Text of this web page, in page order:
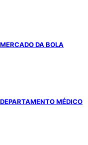
MERCADO DA BOLA
DEPARTAMENTO MÉDICO